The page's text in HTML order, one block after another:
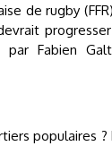
de rugby
Fabien
populaires ?